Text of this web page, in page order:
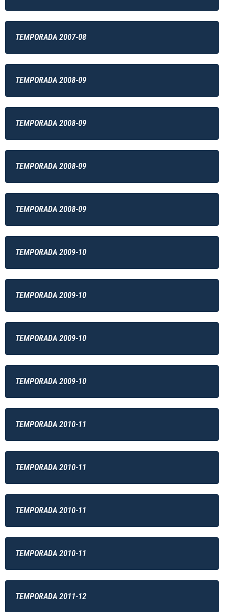
TEMPORADA 2007-08
TEMPORADA 2008-09
TEMPORADA 2008-09
TEMPORADA 2008-09
TEMPORADA 2008-09
TEMPORADA 2009-10
TEMPORADA 2009-10
TEMPORADA 2009-10
TEMPORADA 2009-10
TEMPORADA 2010-11
TEMPORADA 2010-11
TEMPORADA 2010-11
TEMPORADA 2010-11
TEMPORADA 2011-12